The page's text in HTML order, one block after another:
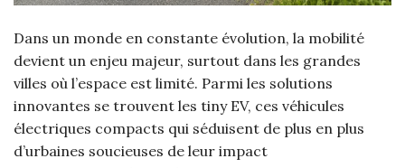
Dans un monde en constante évolution, la mobilité
devient un enjeu majeur, surtout dans les grandes
villes où l’espace est limité. Parmi les solutions
innovantes se trouvent les tiny EV, ces véhicules
électriques compacts qui séduisent de plus en plus
d’urbaines soucieuses de leur impact